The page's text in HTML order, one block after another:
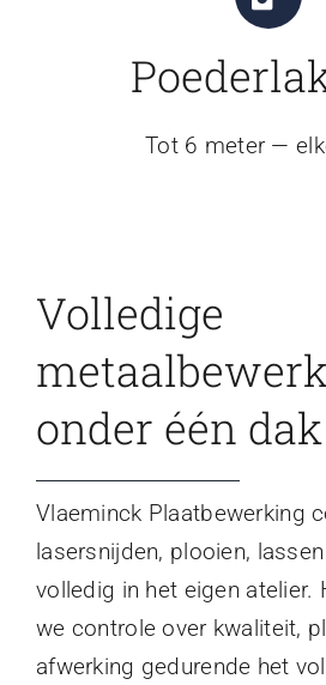
Tot 6 meter —
Volledige
onder één dak
Vlaeminck Plaatbewerking
lasersnijden, plooien,
volledig in het eigen atelier.
we controle over kwaliteit,
afwerking gedurende het